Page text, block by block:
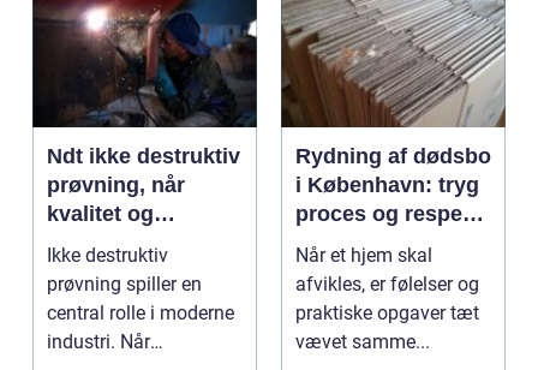
Ndt ikke destruktiv
prøvning, når
kvalitet og
sikkerhed er
afgørende
Ikke destruktiv
prøvning spiller en
central rolle i moderne
industri. Når
Rydning af dødsbo
i København: tryg
proces og respekt
for boet
Når et hjem skal
afvikles, er følelser og
praktiske opgaver tæt
vævet samme...